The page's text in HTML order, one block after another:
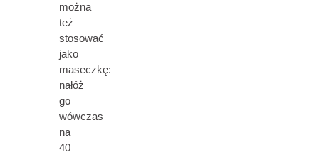
można
też
stosować
jako
maseczkę:
nałóż
go
wówczas
na
40